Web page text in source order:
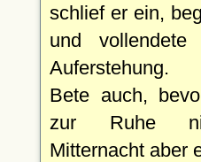
schlief er ein,
und
Auferstehung.
Bete auch,
zur Ruhe
Mitternacht aber